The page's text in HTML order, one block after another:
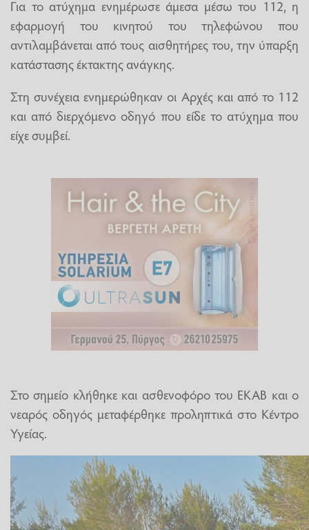
Για το ατύχημα ενημέρωσε άμεσα μέσω του 112, η
εφαρμογή του κινητού του τηλεφώνου που
αντιλαμβάνεται από τους αισθητήρες του, την ύπαρξη
κατάστασης έκτακτης ανάγκης.
Στη συνέχεια ενημερώθηκαν οι Αρχές και από το 112
και από διερχόμενο οδηγό που είδε το ατύχημα που
είχε συμβεί.
Στο σημείο κλήθηκε και ασθενοφόρο του ΕΚΑΒ και ο
νεαρός οδηγός μεταφέρθηκε προληπτικά στο Κέντρο
Υγείας.